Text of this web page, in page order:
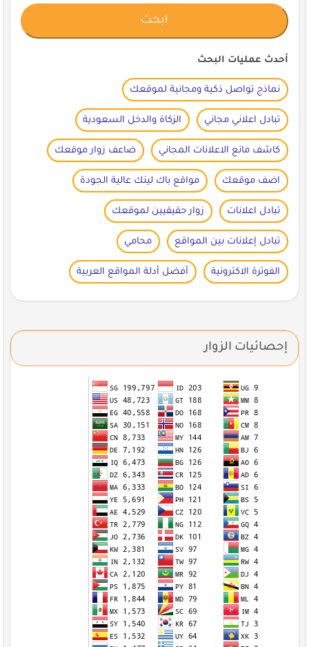
أحدث عمليات البحث
نماذج تواصل ذكية ومجانية لموقعك
تبادل اعلاني مجاني الزكاة والدخل السعودية
كاشف مانع الاعلانات المجاني ضاعف زوار موقعك
اضف موقعك مواقع باك لينك عالية الجودة
تبادل اعلانات زوار حقيقيين لموقعك
تبادل إعلانات بين المواقع محامي
الفوترة الاكترونية أفضل أدلة المواقع العربية
إحصائيات الزوار